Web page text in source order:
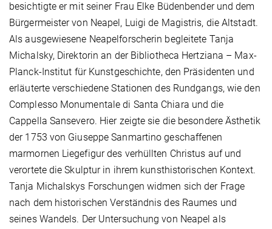
besichtigte er mit seiner Frau Elke Büdenbender und dem
Bürgermeister von Neapel, Luigi de Magistris, die Altstadt.
Als ausgewiesene Neapelforscherin begleitete Tanja
Michalsky, Direktorin an der Bibliotheca Hertziana – Max-
Planck-Institut für Kunstgeschichte, den Präsidenten und
erläuterte verschiedene Stationen des Rundgangs, wie den
Complesso Monumentale di Santa Chiara und die
Cappella Sansevero. Hier zeigte sie die besondere Ästhetik
der 1753 von Giuseppe Sanmartino geschaffenen
marmornen Liegefigur des verhüllten Christus auf und
verortete die Skulptur in ihrem kunsthistorischen Kontext.
Tanja Michalskys Forschungen widmen sich der Frage
nach dem historischen Verständnis des Raumes und
seines Wandels. Der Untersuchung von Neapel als